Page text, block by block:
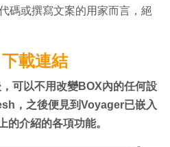
碼或撰寫文案的用家而言，絕
載連結
可以不用改變BOX內的任何設
，之後便見到Voyager已嵌入
的介紹的各項功能。